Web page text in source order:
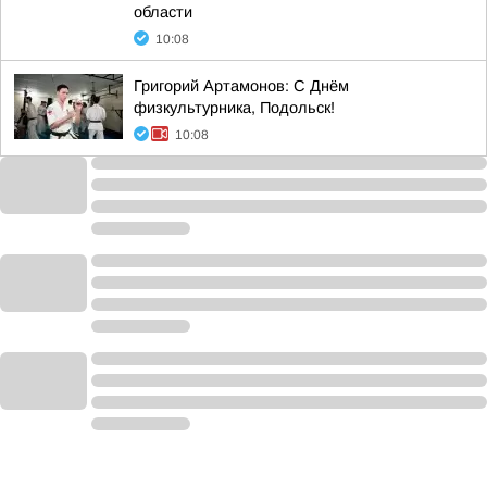
области
10:08
Григорий Артамонов: С Днём
физкультурника, Подольск!
10:08